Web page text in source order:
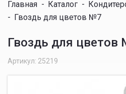
Главная - Каталог -
- Гвоздь для цветов №7
Гвоздь для цветов
Артикул: 25219